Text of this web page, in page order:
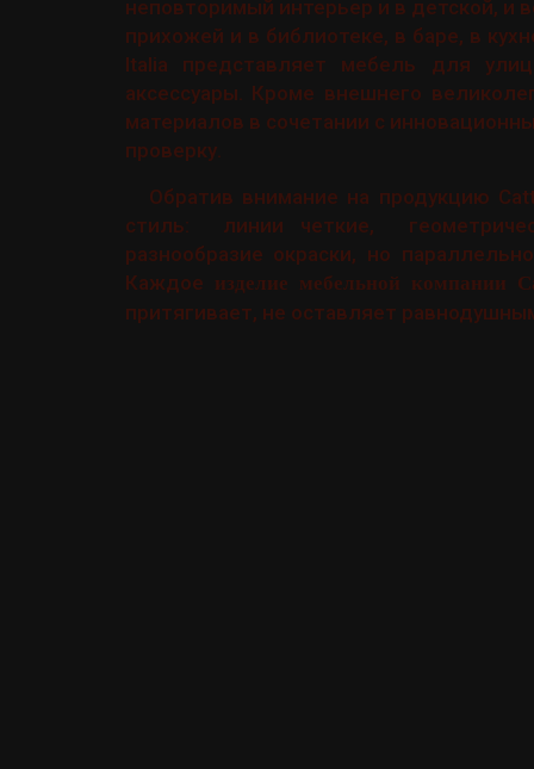
неповторимый интерьер и в детской, и
прихожей и в библиотеке, в баре, в
Italia представляет мебель для
аксессуары. Кроме внешнего
материалов в сочетании с
проверку.
Обратив внимание на продукцию
стиль: линии четкие,
разнообразие окраски, но
Каждое изделие мебельной компании
притягивает, не оставляет